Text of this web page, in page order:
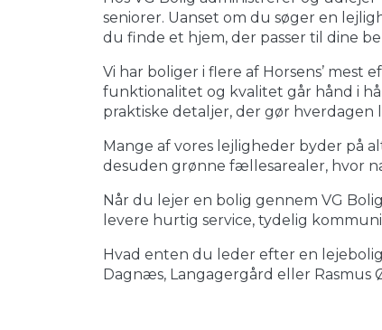
seniorer. Uanset om du søger en
du finde et hjem, der passer til dine
Vi har boliger i flere af Horsens’
funktionalitet og kvalitet går hånd i
praktiske detaljer, der gør hverdagen
Mange af vores lejligheder byder på
desuden grønne fællesarealer, hvor
Når du lejer en bolig gennem VG
levere hurtig service, tydelig
Hvad enten du leder efter en
Dagnæs, Langagergård eller